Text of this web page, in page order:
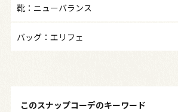
靴：ニューバランス
バッグ：エリフェ
このスナップコーデのキーワード